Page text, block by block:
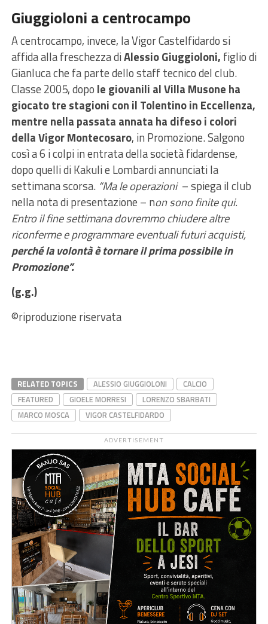
Giuggioloni a centrocampo
A centrocampo, invece, la Vigor Castelfidardo si
affida alla freschezza diAlessio Giuggioloni, figlio di
Gianluca che fa parte dello staff tecnico del club.
Classe 2005, dopo le giovanili al Villa Musone ha
giocato tre stagioni con il Tolentino in Eccellenza,
mentre nella passata annata ha difeso i colori
della Vigor Montecosaro, in Promozione. Salgono
così a 6 i colpi in entrata della società fidardense,
dopo quelli di Kakuli e Lombardi annunciati la
settimana scorsa. “Ma le operazioni – spiega il club
nella nota di presentazione – non sono finite qui.
Entro il fine settimana dovremmo chiudere altre
riconferme e programmare eventuali futuri acquisti,
perché la volontà è tornare il prima possibile in
Promozione”.
(g.g.)
©riproduzione riservata
RELATED TOPICS ALESSIO GIUGGIOLONI
CALCIO
FEATURED
GIOELE MORRESI
LORENZO SBARBATI
MARCO MOSCA
VIGOR CASTELFIDARDO
ADVERTISEMENT